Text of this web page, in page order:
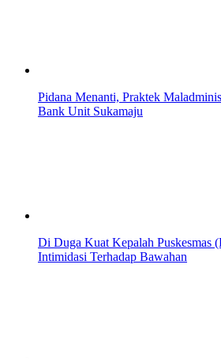
Pidana Menanti, Praktek
Bank Unit Sukamaju
Di Duga Kuat Kepalah Puskesmas
Intimidasi Terhadap Bawahan